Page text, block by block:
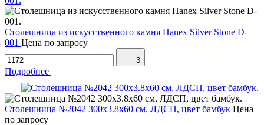
Столешница из искусственного камня Hanex Silver Stone D-
001 Цена по запросу
3
Подробнее
Столешница №2042 300х3.8х60 см, ЛДСП, цвет бамбук Цена
по запросу